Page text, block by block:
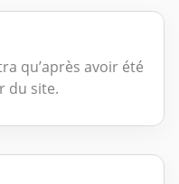
qu’après avoir été
du site.